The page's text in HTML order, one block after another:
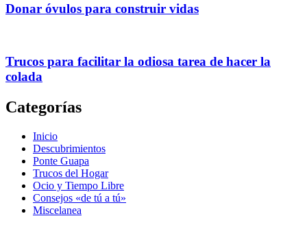
Donar óvulos para construir vidas
Trucos para facilitar la odiosa tarea de hacer la
colada
Categorías
Inicio
Descubrimientos
Ponte Guapa
Trucos del Hogar
Ocio y Tiempo Libre
Consejos «de tú a tú»
Miscelanea